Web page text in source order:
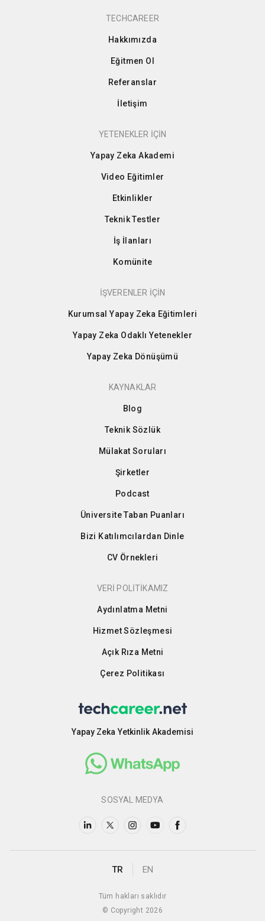
TECHCAREER
Hakkımızda
Eğitmen Ol
Referanslar
İletişim
YETENEKLER İÇİN
Yapay Zeka Akademi
Video Eğitimler
Etkinlikler
Teknik Testler
İş İlanları
Komünite
İŞVERENLER İÇİN
Kurumsal Yapay Zeka Eğitimleri
Yapay Zeka Odaklı Yetenekler
Yapay Zeka Dönüşümü
KAYNAKLAR
Blog
Teknik Sözlük
Mülakat Soruları
Şirketler
Podcast
Üniversite Taban Puanları
Bizi Katılımcılardan Dinle
CV Örnekleri
VERİ POLİTİKAMIZ
Aydınlatma Metni
Hizmet Sözleşmesi
Açık Rıza Metni
Çerez Politikası
Yapay Zeka Yetkinlik Akademisi
SOSYAL MEDYA
TR EN
Tüm hakları saklıdır
© Copyright 2026